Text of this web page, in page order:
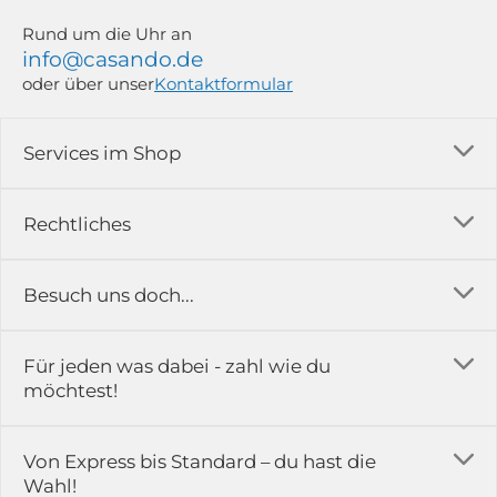
Rechtliches
Impressum
Rückgabe & Reklamation
Widerrufsrecht
Services im Shop
Versandkosten
Erfahrungsberichte & Bewertungen
Kontakt
Karriere
Gewerbekunden
Besuch uns doch...
in der Ausstellung...
51789 Lindlar
Rund um die Uhr an
info@casando.de
oder über unserKontaktformular
Für jeden was dabei - zahl wie du
möchtest!
Von Express bis Standard – du hast die
Wahl!